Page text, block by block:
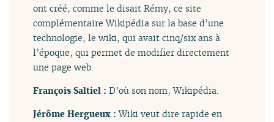
ont créé, comme le disait Rémy, ce site
complémentaire Wikipédia sur la base d’une
technologie, le wiki, qui avait cinq/six ans à
l’époque, qui permet de modifier directement
une page web.
François Saltiel :D’où son nom, Wikipédia.
Jérôme Hergueux :Wiki veut dire rapide en